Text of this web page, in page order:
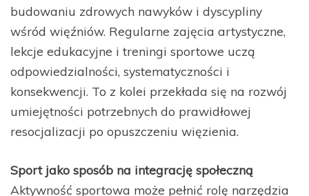
budowaniu zdrowych nawyków i dyscypliny
wśród więźniów. Regularne zajęcia artystyczne,
lekcje edukacyjne i treningi sportowe uczą
odpowiedzialności, systematyczności i
konsekwencji. To z kolei przekłada się na rozwój
umiejętności potrzebnych do prawidłowej
resocjalizacji po opuszczeniu więzienia.
Sport jako sposób na integrację społeczną
Aktywność sportowa może pełnić rolę narzędzia